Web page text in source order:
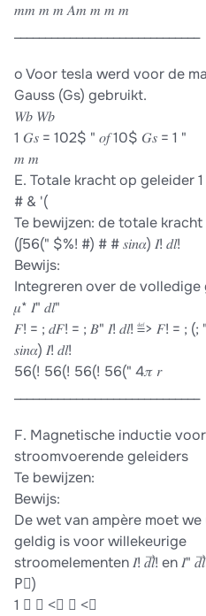
𝑚𝑚 𝑚 𝑚 𝐴𝑚 𝑚 𝑚 𝑚
o Voor tesla werd voor de
Gauss (Gs) gebruikt.
𝑊𝑏 𝑊𝑏
1 𝐺𝑠 = 102$ " 𝑜𝑓 10$ 𝐺𝑠 = 1 "
𝑚 𝑚
E. Totale kracht op geleider 1
# & '(
Te bewijzen: de totale kracht
(∫56(" $%! #) # # 𝑠𝑖𝑛𝛼) 𝐼! 𝑑𝑙!
Bewijs:
Integreren over de volledige
𝜇* 𝐼" 𝑑𝑙"
𝐹! = ; 𝑑𝐹! = ; 𝐵" 𝐼! 𝑑𝑙! ≝> 𝐹! = ; (; "
𝑠𝑖𝑛𝛼) 𝐼! 𝑑𝑙!
56(! 56(! 56(! 56(" 4𝜋 𝑟
F. Magnetische inductie
stroomvoerende geleiders
Te bewijzen:
Bewijs:
De wet van ampère moet
geldig is voor willekeurige
stroomelementen 𝐼! 𝑑𝑙⃗! en 𝐼"
P⃗)
1 ⃗ ⃗ <⃗ ⃗ <⃗